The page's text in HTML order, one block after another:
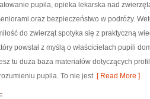
pupila, opieka lekarska nad
oraz bezpieczeństwo w podróży.
do zwierząt spotyka się z praktyczną
powstał z myślą o właścicielach pupili
tu duża baza materiałów dotyczących
pupila. To nie jest[ Read More ]